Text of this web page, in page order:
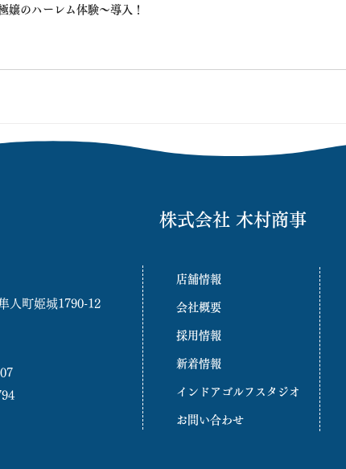
嬢のハーレム体験〜導入！
株式会社 木村商事
人町姫城1790-12
店舗情報
会社概要
採用情報
新着情報
インドアゴルフスタジオ
お問い合わせ